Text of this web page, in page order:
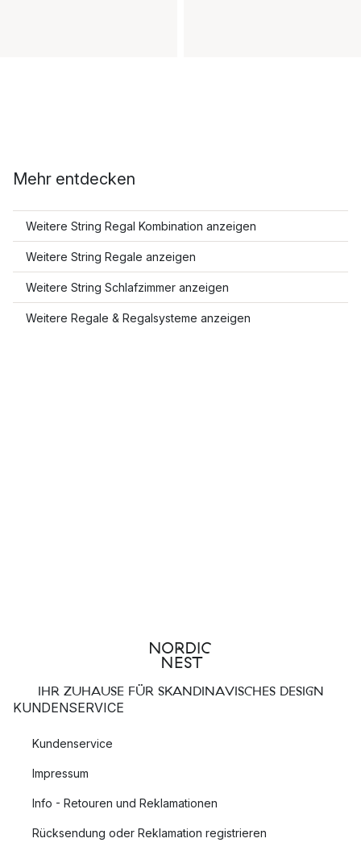
Mehr entdecken
Weitere String Regal Kombination anzeigen
Weitere String Regale anzeigen
Weitere String Schlafzimmer anzeigen
Weitere Regale & Regalsysteme anzeigen
IHR ZUHAUSE FÜR SKANDINAVISCHES DESIGN
KUNDENSERVICE
Kundenservice
Impressum
Info - Retouren und Reklamationen
Rücksendung oder Reklamation registrieren